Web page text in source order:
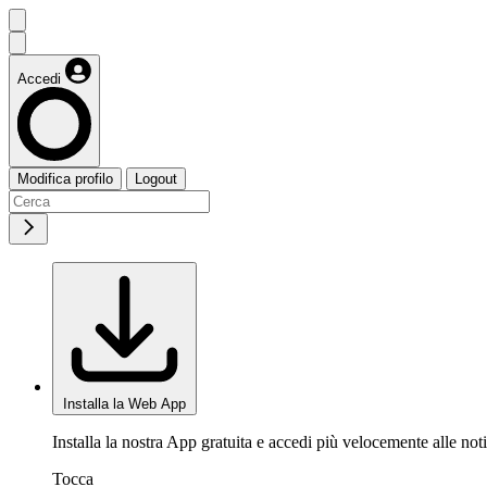
Accedi
Modifica profilo Logout
Installa la Web App
Installa la nostra App gratuita e accedi più velocemente alle
Tocca